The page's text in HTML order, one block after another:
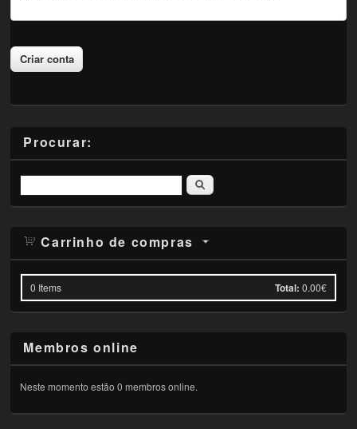
Procurar:
Pesquisar
Carrinho de compras
0 Items Total: 0.00€
Membros online
Neste momento estão 0 membros online.